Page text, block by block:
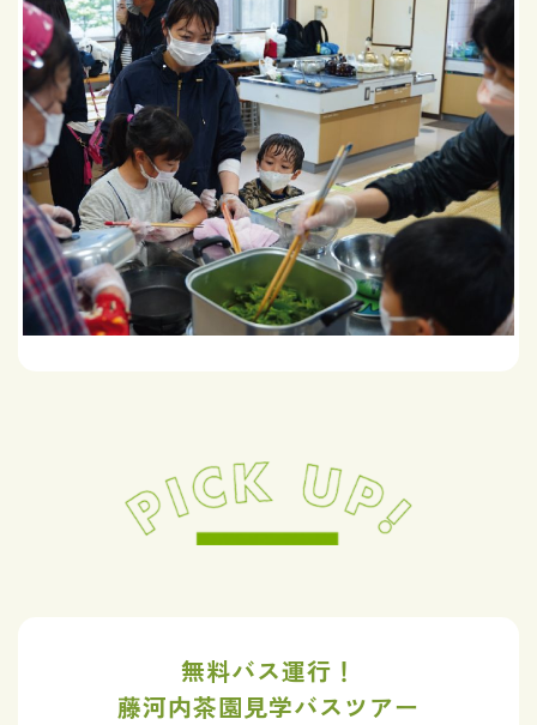
無料バス運行！
藤河内茶園見学バスツアー